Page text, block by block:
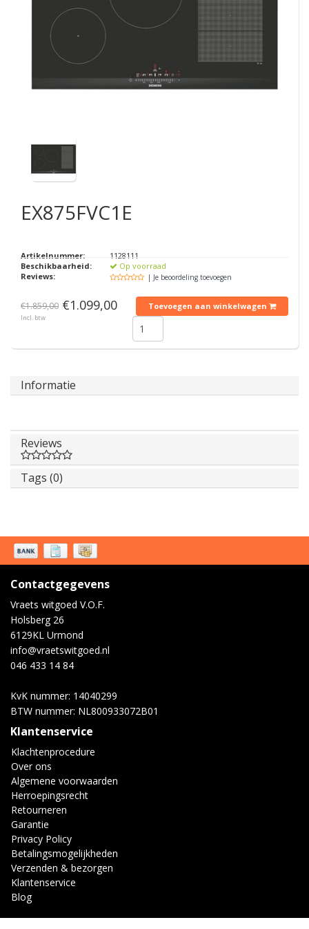
EX875FVC1E
Artikelnummer:
1128111
Beschikbaarheid:
Op voorraad
Reviews:
| Je beoordeling toevoegen
€1.859,00 €1.099,00
Incl. btw
Toevoegen aan winkelwagen
Informatie
Reviews
Tags (0)
Contactgegevens
Vraets witgoed V.O.F.
Holsberg 26
6129KL Urmond
info@vraetswitgoed.nl
046 433 14 84
KvK nummer: 14040299
BTW nummer: NL800933072B01
Klantenservice
Klachtenprocedure
Over ons
Algemene voorwaarden
Herroepingsrecht
Retourneren
Garantie
Privacy Policy
Betalingsmogelijkheden
Verzenden & bezorgen
Klantenservice
Blog